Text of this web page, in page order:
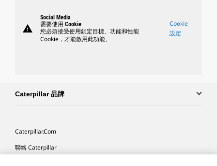
warning
Social Media
需要使用 Cookie
您必須接受使用鎖定目標、功能和性能
Cookie，才能啟用此功能。
Cookie
設定
Caterpillar 品牌
Caterpillar.com
聯絡 Caterpillar